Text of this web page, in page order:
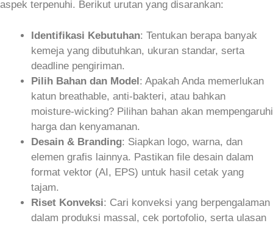
aspek terpenuhi. Berikut urutan yang disarankan:
Identifikasi Kebutuhan: Tentukan berapa banyak
kemeja yang dibutuhkan, ukuran standar, serta
deadline pengiriman.
Pilih Bahan dan Model: Apakah Anda memerlukan
katun breathable, anti‑bakteri, atau bahkan
moisture‑wicking? Pilihan bahan akan mempengaruhi
harga dan kenyamanan.
Desain & Branding: Siapkan logo, warna, dan
elemen grafis lainnya. Pastikan file desain dalam
format vektor (AI, EPS) untuk hasil cetak yang
tajam.
Riset Konveksi: Cari konveksi yang berpengalaman
dalam produksi massal, cek portofolio, serta ulasan